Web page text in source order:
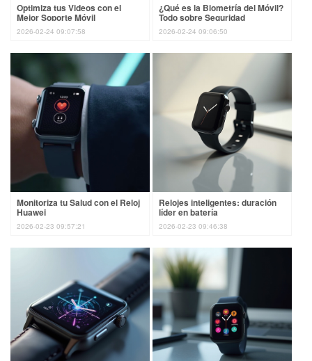
Optimiza tus Videos con el
Mejor Soporte Móvil
2026-02-24 09:07:58
¿Qué es la Biometría del Móvil?
Todo sobre Seguridad
2026-02-24 09:06:50
Monitoriza tu Salud con el Reloj
Huawei
2026-02-23 09:57:21
Relojes inteligentes: duración
líder en batería
2026-02-23 09:46:38